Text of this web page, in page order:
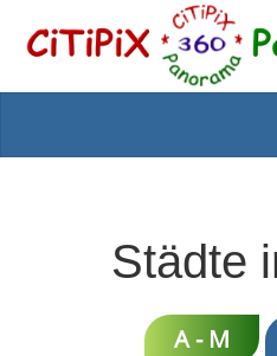
Städte
A - M